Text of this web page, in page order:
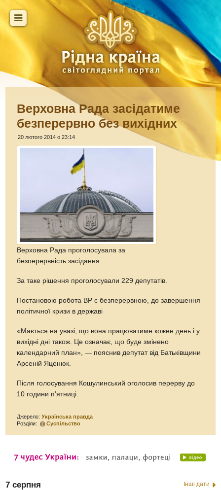
Верховна Рада засідатиме
безперервно без вихідних
20 лютого 2014 о 23:14
Верховна Рада проголосувала за
безперервність засідання.
За таке рішення проголосували 229 депутатів.
Постановою робота ВР є безперервною, до завершення
політичної кризи в державі
«Мається на увазі, що вона працюватиме кожен день і у
вихідні дні також. Це означає, що буде змінено
календарний план», — пояснив депутат від Батьківщини
Арсеній Яценюк.
Після голосування Кошулинський оголосив перерву до
10 години п’ятниці.
Джерело:Українська правда
Розділи:
Суспільство
7 серпня Інші дати